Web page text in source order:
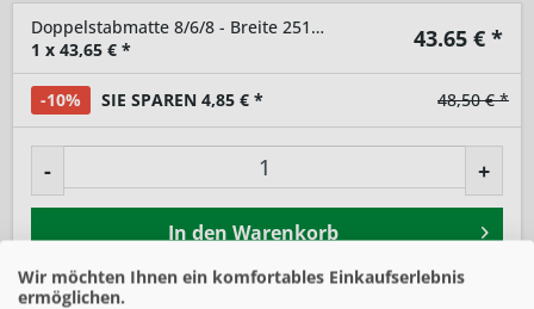
Doppelstabmatte 8/6/8 - Breite 2510mm
1 x 43,65 € * 43.65 € *
-10% SIE SPAREN 4,85 € * 48,50 € *
- +
In den Warenkorb
Preise inkl. gesetzlicher MwSt.zzgl. Versandkosten
Wir möchten Ihnen ein komfortables Einkaufserlebnis
ermöglichen.